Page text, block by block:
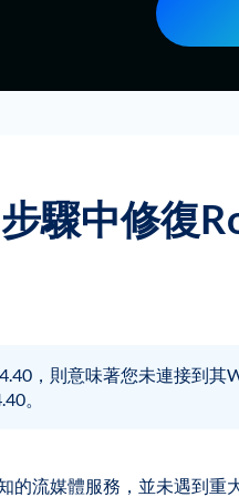
驟中修復
，則意味著您未連接到
。
的流媒體服務，並未遇到